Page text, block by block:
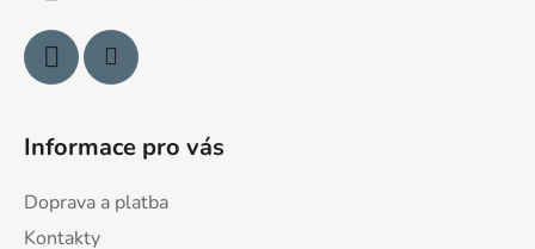
Informace pro vás
Doprava a platba
Kontakty